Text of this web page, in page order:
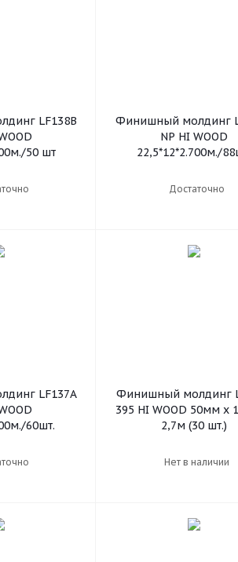
LF138В
50 шт
Финишный молдинг
NP HI WOOD
22,5*12*2.700м./
Достаточно
LF137А
60шт.
Финишный молдинг
395 HI WOOD 50мм х
2,7м (30 шт.)
Нет в наличии